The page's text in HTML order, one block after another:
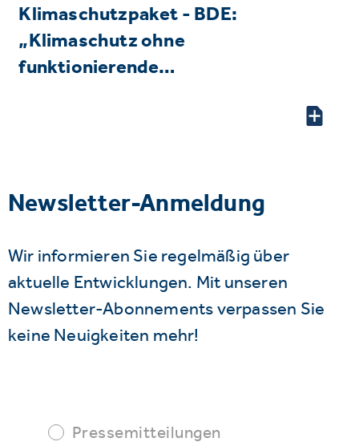
Klimaschutzpaket - BDE:
„Klimaschutz ohne
funktionierende…
Newsletter-Anmeldung
Wir informieren Sie regelmäßig über
aktuelle Entwicklungen. Mit unseren
Newsletter-Abonnements verpassen Sie
keine Neuigkeiten mehr!
Pressemitteilungen